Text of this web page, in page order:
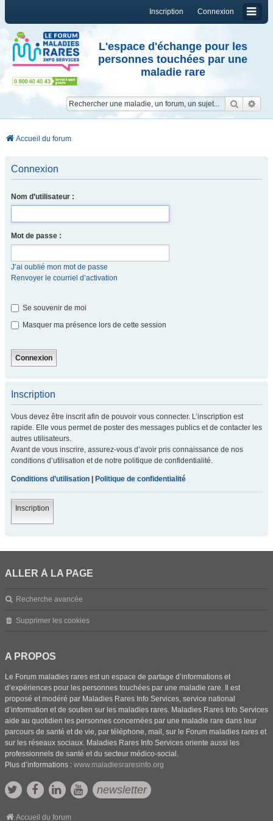
Connexion
Inscription
L'espace d'échange pour les
personnes touchées par une
maladie rare
Accueil du forum
Connexion
Nom d’utilisateur :
Mot de passe :
J’ai oublié mon mot de passe
Renvoyer le courriel d’activation
Se souvenir de moi
Masquer ma présence lors de cette session
Inscription
Vous devez être inscrit afin de pouvoir vous connecter. L’inscription est
rapide. Elle vous permet de poster des messages publics et de contacter les
autres utilisateurs.
Avant de vous inscrire, assurez-vous d’avoir pris connaissance de nos
conditions d’utilisation et de notre politique de confidentialité.
Conditions d’utilisation Politique de confidentialité
Inscription
ALLER À LA PAGE
Recherche avancée
Supprimer les cookies
A PROPOS
Le Forum maladies rares est un espace de partage d’informations et
d’expériences pour les personnes touchées par une maladie rare. Il est
proposé et modéré par Maladies Rares Info Services, service national
d’information et de soutien sur les maladies rares. Maladies Rares Info Services
aide au quotidien les personnes concernées par une maladie rare dans leur
parcours de santé et de vie, par téléphone, mail, sur le Forum maladies rares et
sur les réseaux sociaux. Maladies Rares Info Services oriente aussi les
professionnels de santé et du secteur médico-social.
Plus d’informations : www.maladiesraresinfo.org
newsletter
Accueil du forum